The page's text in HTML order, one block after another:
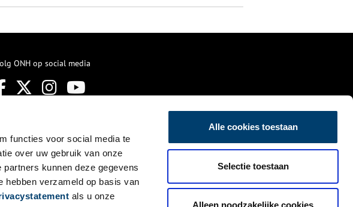
functies voor social media te
over uw gebruik van onze
kunnen deze gegevens
hebben verzameld op basis van
als u onze
Alle cookies toestaan
Selectie toestaan
Alleen noodzakelijke cookies
ONH op social media